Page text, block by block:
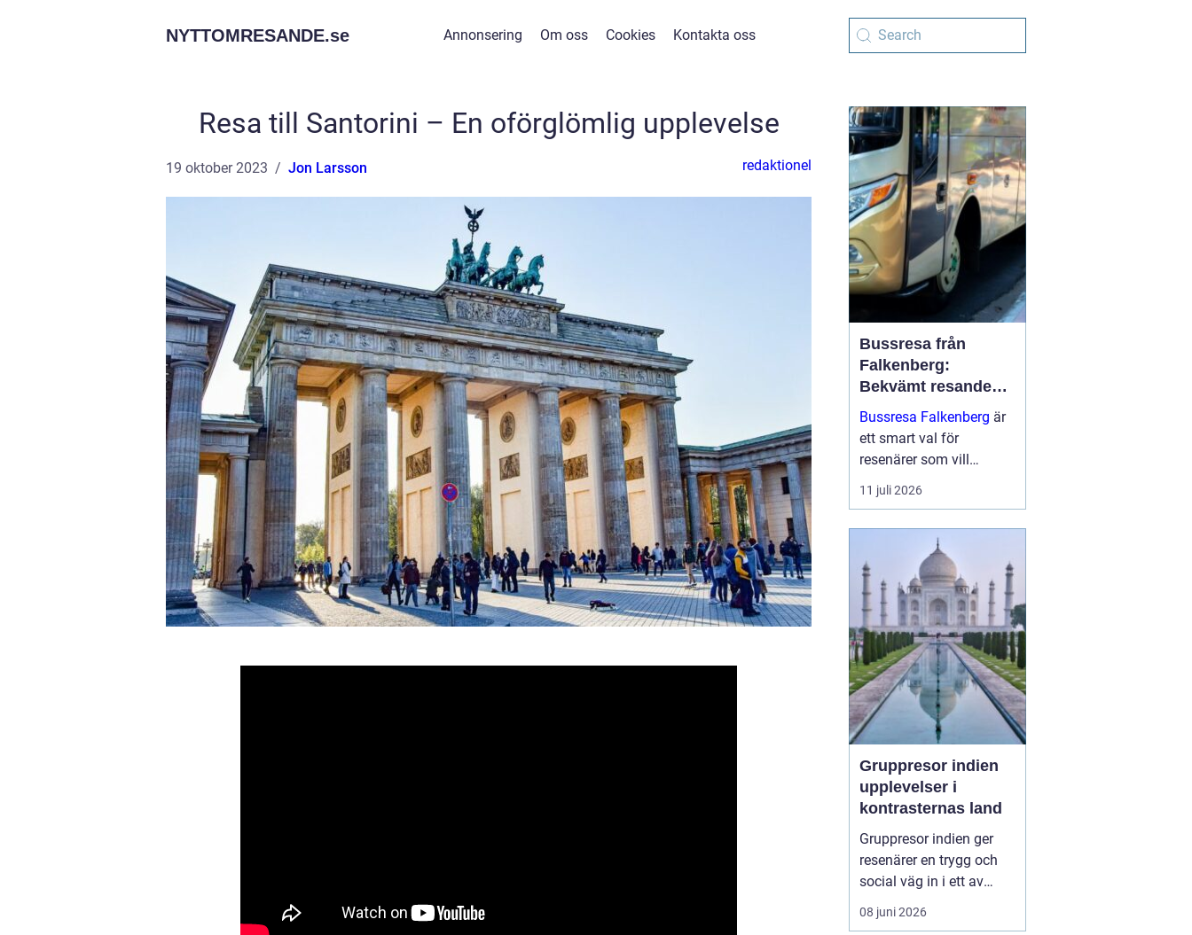
NYTTOMRESANDE.se Annonsering Om oss Cookies Kontakta oss
Resa till Santorini – En oförglömlig upplevelse
19 oktober 2023 Jon Larsson redaktionel
Bussresa från
Falkenberg:
Bekvämt resande
och upplevelser
längs vägen
Bussresa Falkenberg är
ett smart val för
resenärer som vill
kombinera enkel logistik,
prisvärda lösningar och
11 juli 2026
Gruppresor indien
upplevelser i
kontrasternas land
Gruppresor indien ger
resenärer en trygg och
social väg in i ett av
världens mest färgstarka
länder. Landet bjuder på
08 juni 2026